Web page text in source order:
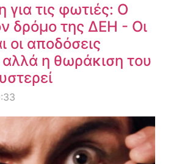
τις φωτιές: Ο
δρόμο της ΔΕΗ - Οι
οι αποδόσεις
αλλά η θωράκιση του